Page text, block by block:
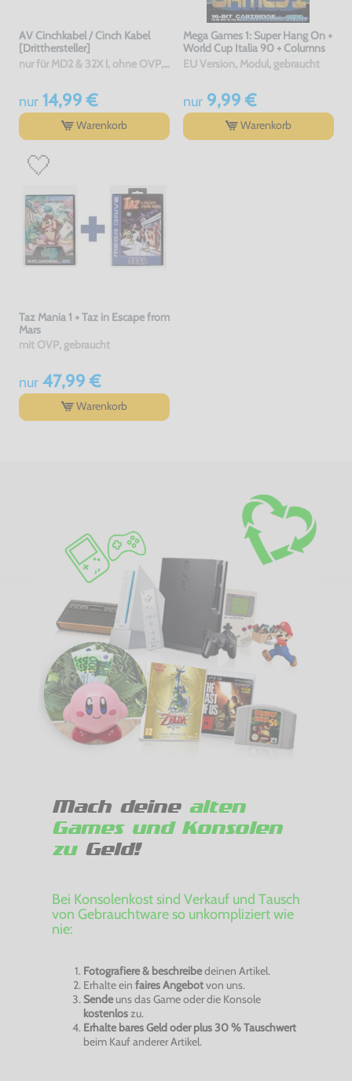
AV Cinchkabel / Cinch Kabel
[Dritthersteller]
nur für MD2 & 32X !, ohne OVP, NEU
nur14,99 €
Warenkorb
Mega Games 1: Super Hang On +
World Cup Italia 90 + Columns
EU Version, Modul, gebraucht
nur9,99 €
Warenkorb
Taz Mania 1 + Taz in Escape from
Mars
mit OVP, gebraucht
nur47,99 €
Warenkorb
Mach deine alten
Games und Konsolen
zuGeld!
Bei Konsolenkost sind Verkauf und Tausch
von Gebrauchtware so unkompliziert wie
nie:
Fotografiere & beschreibedeinen Artikel.
Erhalte ein faires Angebotvon uns.
Sendeuns das Game oder die Konsole
kostenloszu.
Erhalte bares Geld oder plus 30 % Tauschwert
beim Kauf anderer Artikel.